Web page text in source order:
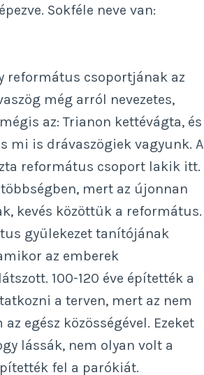
Sokféle neve van:
református csoportjának az
még arról nevezetes,
az: Trianon kettévágta, és
mi is drávaszögiek vagyunk. A
református csoport lakik itt.
mert az újonnan
kevés közöttük a református.
gyülekezet tanítójának
az emberek
100-120 éve építették a
a terven, mert az nem
egész közösségével. Ezeket
lássák, nem olyan volt a
fel a parókiát.